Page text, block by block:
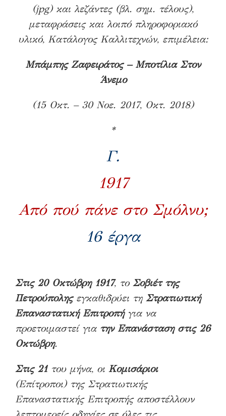
(jpg) και λεζάντες (βλ. σημ. τέλους),
μεταφράσεις και λοιπό πληροφοριακό
υλικό, Κατάλογος Καλλιτεχνών, επιμέλεια:
Μπάμπης Ζαφειράτος – Μποτίλια Στον
Άνεμο
(15 Οκτ. – 30 Νοε. 2017, Οκτ. 2018)
*
Γ.
1917
Από πού πάνε στο Σμόλνυ;
16 έργα
Στις 20 Οκτώβρη 1917, το Σοβιέτ της
Πετρούποληςεγκαθιδρύει τη Στρατιωτική
Επαναστατική Επιτροπήγια να
προετοιμαστεί για την Επανάσταση στις 26
Οκτώβρη.
Στις 21του μήνα, οι Κομισάριοι
(Επίτροποι) της Στρατιωτικής
Επαναστατικής Επιτροπής αποστέλλουν